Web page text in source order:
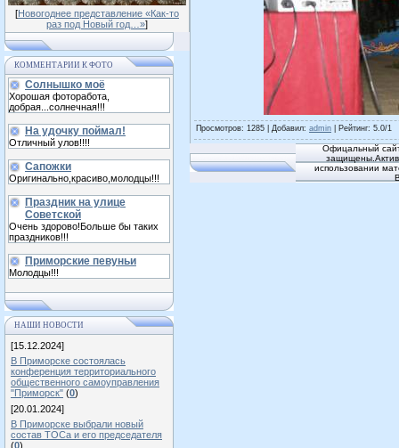
[Новогоднее представление «Как-то
раз под Новый год…»]
КОММЕНТАРИИ К ФОТО
Солнышко моё
Хорошая фоторабота,
добрая...солнечная!!!
На удочку поймал!
Отличный улов!!!!
Сапожки
Оригинально,красиво,молодцы!!!
Праздник на улице
Советской
Очень здорово!Больше бы таких
праздников!!!
Приморские певуньи
Молодцы!!!
НАШИ НОВОСТИ
[15.12.2024]
В Приморске состоялась
конференция территориального
общественного самоуправления
"Приморск" (0)
[20.01.2024]
В Приморске выбрали новый
состав ТОСа и его председателя
(0)
Просмотров: 1285 | Добавил: admin Рейтинг: 5.0/1
Офицальный
использовании